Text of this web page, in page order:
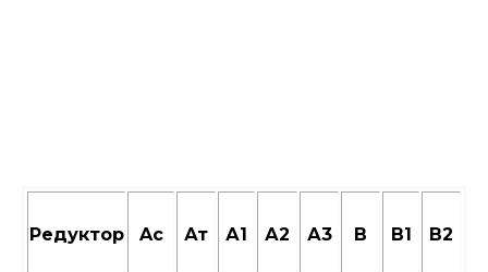
Редуктор Aс Ат А1 А2 А3 В В1 В2